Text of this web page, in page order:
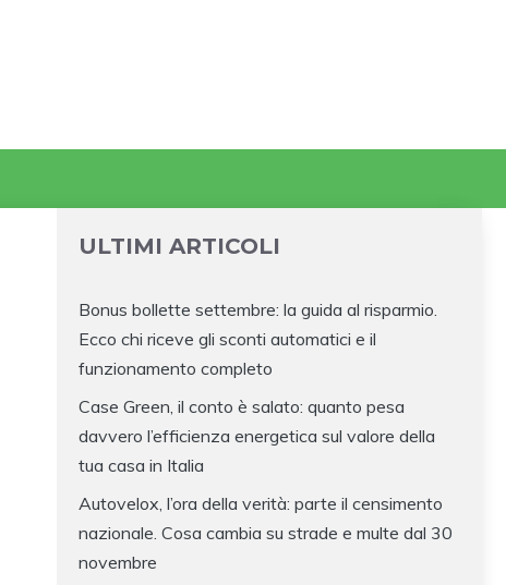
ULTIMI ARTICOLI
Bonus bollette settembre: la guida al risparmio.
Ecco chi riceve gli sconti automatici e il
funzionamento completo
Case Green, il conto è salato: quanto pesa
davvero l’efficienza energetica sul valore della
tua casa in Italia
Autovelox, l’ora della verità: parte il censimento
nazionale. Cosa cambia su strade e multe dal 30
novembre